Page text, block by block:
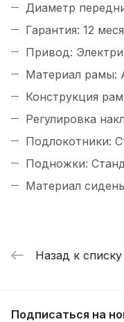
Диаметр
Гарантия: 12
Привод:
Материал рамы:
Конструкция
Регулировка
Подлокотники:
Подножки:
Материал
Назад к списку
Подписаться на